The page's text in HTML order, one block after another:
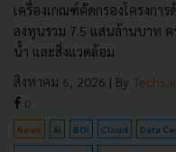
เครื่องเกณฑ์คัดกรองโครงกา
ลงทุนรวม 7.5 แสนล้านบาท
น้ำ และสิ่งแวดล้อม
สิงหาคม 6, 2026 | By
0
News AI BOI Cloud Data